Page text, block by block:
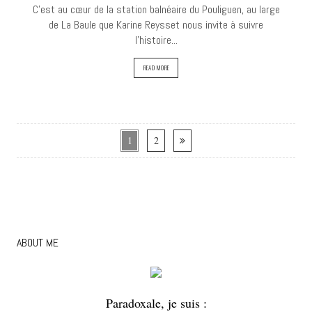
C’est au cœur de la station balnéaire du Pouliguen, au large
de La Baule que Karine Reysset nous invite à suivre
l’histoire...
READ MORE
1 2
ABOUT ME
Paradoxale, je suis :